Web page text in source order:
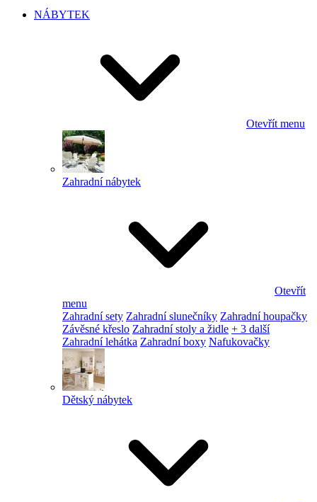
NÁBYTEK
Otevřít menu
Zahradní nábytek
Otevřít
menu
Zahradní sety Zahradní slunečníky Zahradní houpačky
Závěsné křeslo Zahradní stoly a židle + 3 další
Zahradní lehátka Zahradní boxy Nafukovačky
Dětský nábytek